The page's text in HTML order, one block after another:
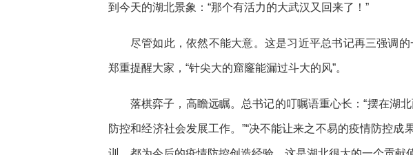
到今天的湖北景象：“那个有活力的大武汉又回来了！”
尽管如此，依然不能大意。这是习近平总书记再三强调
郑重提醒大家，“针尖大的窟窿能漏过斗大的风”。
落棋弈子，高瞻远瞩。总书记的叮嘱语重心长：“摆在湖
防控和经济社会发展工作。”“决不能让来之不易的疫情防控成